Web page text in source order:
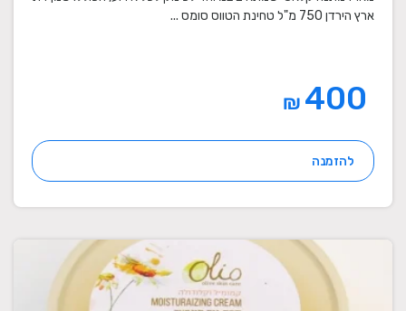
ארץ הירדן 750 מ"ל טחינת הטווס סומס ...
₪
להזמנה